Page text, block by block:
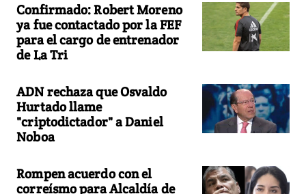
Confirmado: Robert Moreno
ya fue contactado por la FEF
para el cargo de entrenador
de La Tri
ADN rechaza que Osvaldo
Hurtado llame
"criptodictador" a Daniel
Noboa
Rompen acuerdo con el
correísmo para Alcaldía de